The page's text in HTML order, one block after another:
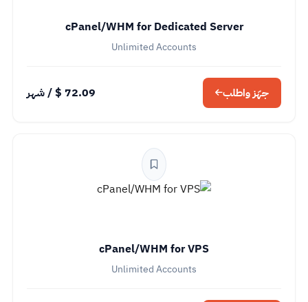
cPanel/WHM for Dedicated Server
Unlimited Accounts
جهّز واطلب 72.09 $ / شهر
cPanel/WHM for VPS
Unlimited Accounts